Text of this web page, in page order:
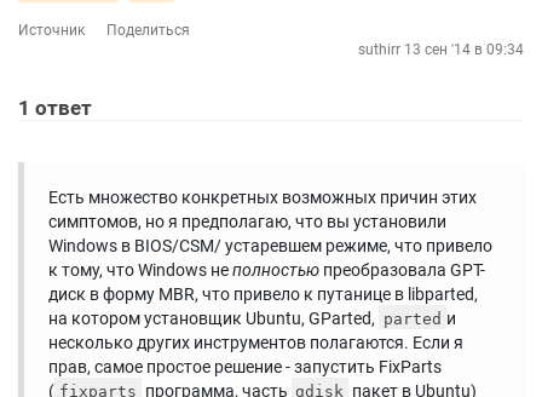
Источник
Поделиться
suthirr 13 сен '14 в 09:34
1 ответ
Есть множество конкретных возможных причин этих
симптомов, но я предполагаю, что вы установили
Windows в BIOS/CSM/ устаревшем режиме, что привело
к тому, что Windows неполностью преобразовала GPT-
диск в форму MBR, что привело к путанице в libparted,
на котором установщик Ubuntu, GParted, parted и
несколько других инструментов полагаются. Если я
прав, самое простое решение - запустить FixParts
( fixparts программа, часть gdisk пакет в Ubuntu)